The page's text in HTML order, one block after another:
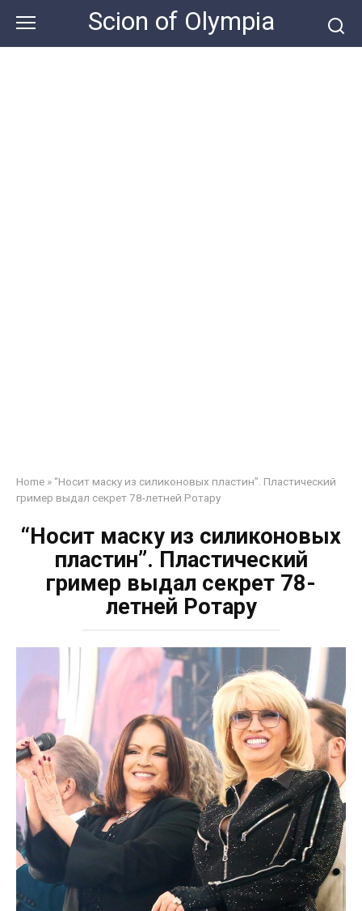
content
Scion of Olympia
Home » “Носит маску из силиконовых пластин”. Пластический
гример выдал секрет 78-летней Ротару
“Носит маску из силиконовых
пластин”. Пластический
гример выдал секрет 78-
летней Ротару